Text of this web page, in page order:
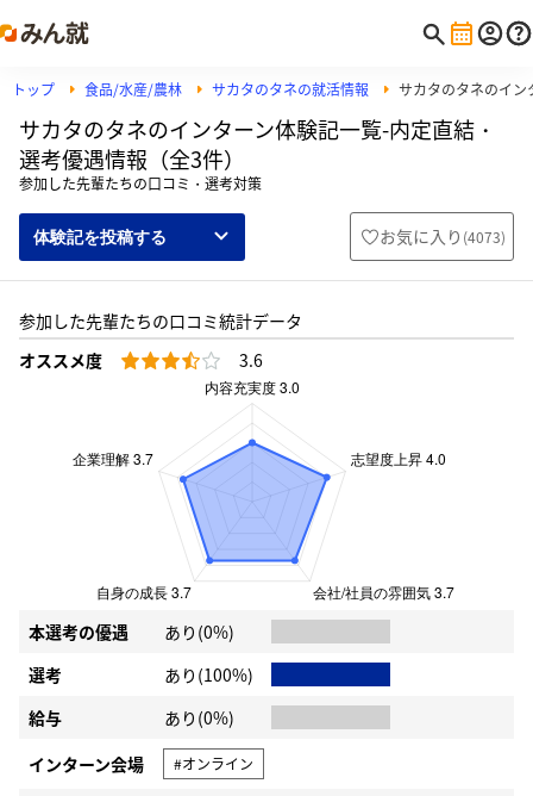
トップ 食品/水産/農林 サカタのタネの就活情報 サカタのタネのイン
サカタのタネのインターン体験記一覧-内定直結・
選考優遇情報（全3件）
参加した先輩たちの口コミ・選考対策
体験記を投稿する お気に入り (4073)
参加した先輩たちの口コミ統計データ
オススメ度
3.6
本選考の優遇
あり(0%)
選考
あり(100%)
給与
あり(0%)
インターン会場
#オンライン